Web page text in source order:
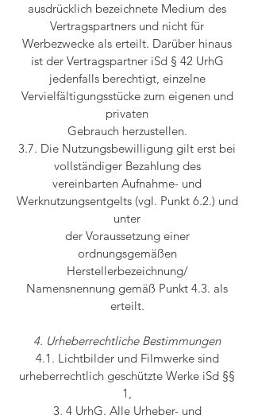
ausdrücklich bezeichnete Medium des
Vertragspartners und nicht für
Werbezwecke als erteilt. Darüber hinaus
ist der Vertragspartner iSd § 42 UrhG
jedenfalls berechtigt, einzelne
Vervielfältigungsstücke zum eigenen und
privaten
Gebrauch herzustellen.
3.7. Die Nutzungsbewilligung gilt erst bei
vollständiger Bezahlung des
vereinbarten Aufnahme- und
Werknutzungsentgelts (vgl. Punkt 6.2.) und
unter
der Voraussetzung einer
ordnungsgemäßen
Herstellerbezeichnung/
Namensnennung gemäß Punkt 4.3. als
erteilt.
4. Urheberrechtliche Bestimmungen
4.1. Lichtbilder und Filmwerke sind
urheberrechtlich geschützte Werke iSd §§
1,
3, 4 UrhG. Alle Urheber- und